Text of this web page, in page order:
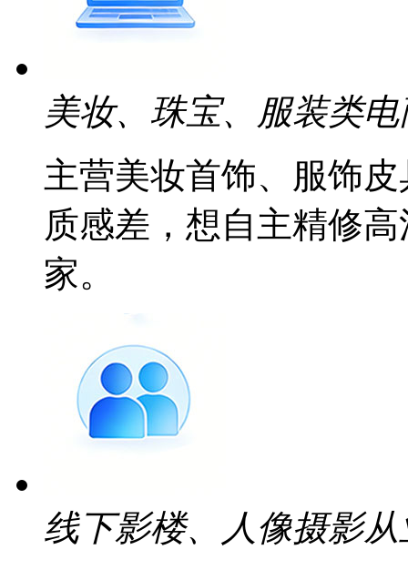
美妆、珠宝、服装类
主营美妆首饰、服饰
质感差，想自主精修
家。
线下影楼、人像摄影从